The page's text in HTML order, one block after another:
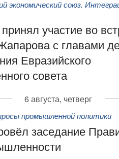
экономический союз.
участие во
с главами
Евразийского
совета
6 августа, четверг
промышленной политики
заседание